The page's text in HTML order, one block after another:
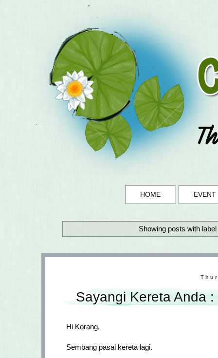
HOME EVENT
Showing posts with label
Sayangi Kereta Anda
Hi Korang,
Sembang pasal kereta lagi.